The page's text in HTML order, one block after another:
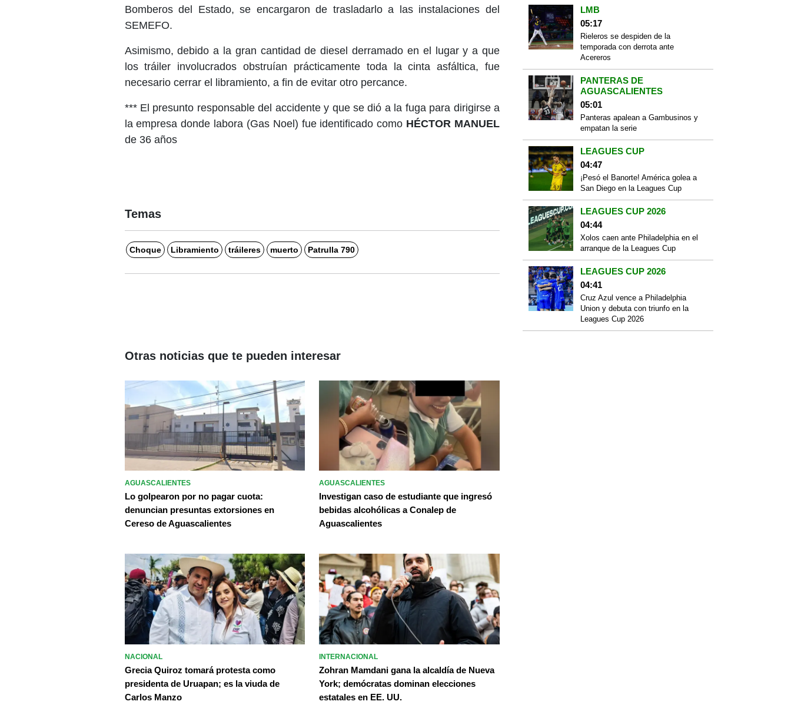
Bomberos del Estado, se encargaron de trasladarlo a las instalaciones del
SEMEFO.
Asimismo, debido a la gran cantidad de diesel derramado en el lugar y a que
los tráiler involucrados obstruían prácticamente toda la cinta asfáltica, fue
necesario cerrar el libramiento, a fin de evitar otro percance.
*** El presunto responsable del accidente y que se dió a la fuga para dirigirse a
la empresa donde labora (Gas Noel) fue identificado como HÉCTOR MANUEL
de 36 años
Temas
Choque Libramiento tráileres muerto Patrulla 790
LMB
05:17
Rieleros se despiden de la
temporada con derrota ante
Acereros
PANTERAS DE
AGUASCALIENTES
05:01
Panteras apalean a Gambusinos y
empatan la serie
LEAGUES CUP
04:47
¡Pesó el Banorte! América golea a
San Diego en la Leagues Cup
LEAGUES CUP 2026
04:44
Xolos caen ante Philadelphia en el
arranque de la Leagues Cup
LEAGUES CUP 2026
04:41
Cruz Azul vence a Philadelphia
Union y debuta con triunfo en la
Leagues Cup 2026
Otras noticias que te pueden interesar
AGUASCALIENTES
Lo golpearon por no pagar cuota:
denuncian presuntas extorsiones en
Cereso de Aguascalientes
AGUASCALIENTES
Investigan caso de estudiante que ingresó
bebidas alcohólicas a Conalep de
Aguascalientes
NACIONAL
Grecia Quiroz tomará protesta como
presidenta de Uruapan; es la viuda de
Carlos Manzo
INTERNACIONAL
Zohran Mamdani gana la alcaldía de Nueva
York; demócratas dominan elecciones
estatales en EE. UU.